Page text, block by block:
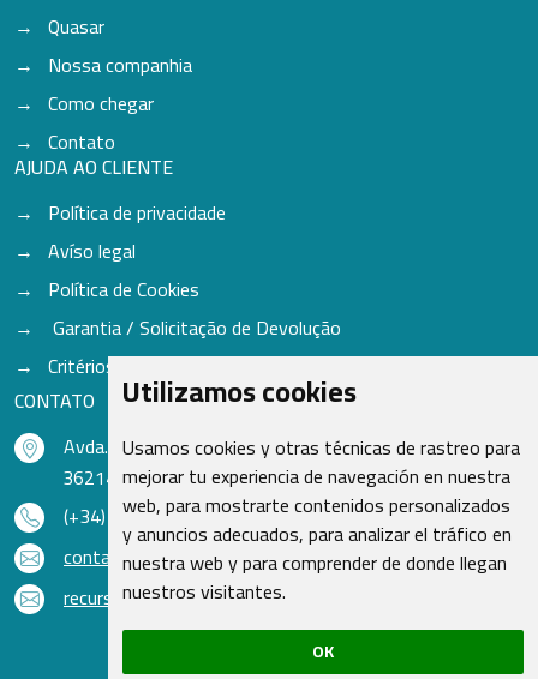
Utilizamos cookies
Usamos cookies y otras técnicas de rastreo para
mejorar tu experiencia de navegación en nuestra
web, para mostrarte contenidos personalizados
y anuncios adecuados, para analizar el tráfico en
nuestra web y para comprender de donde llegan
nuestros visitantes.
OK
Quasar
Nossa companhia
Como chegar
Contato
AJUDA AO CLIENTE
Política de privacidade
Avíso legal
Política de Cookies
Garantia / Solicitação de Devolução
Critérios para aceitação de Cores
CONTATO
Avda. do Freixo - Sardoma, 13
36214 Vigo - Pontevedra - Espanha
(+34) 986 48 16 33
contacto@qsr.es
recursoshumanos@qsr.es